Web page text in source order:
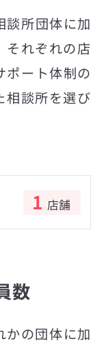
談所団体に加
それぞれの店
ポート体制の
相談所を選び
1 店舗
数
かの団体に加